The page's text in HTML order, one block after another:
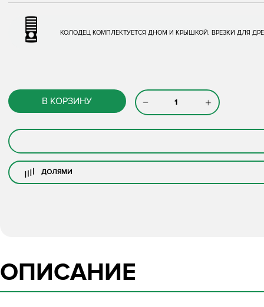
КОЛОДЕЦ КОМПЛЕКТУЕТСЯ ДНОМ И КРЫШКОЙ. ВРЕЗКИ ДЛЯ
В КОРЗИНУ
ДОЛЯМИ
ОПИСАНИЕ